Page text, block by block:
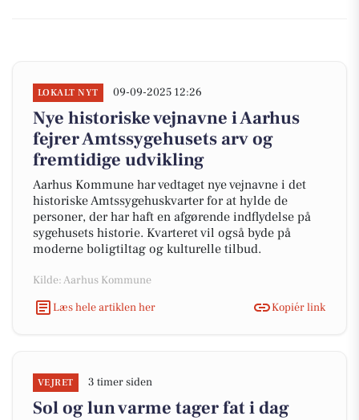
LOKALT NYT 09-09-2025 12:26
Nye historiske vejnavne i Aarhus
fejrer Amtssygehusets arv og
fremtidige udvikling
Aarhus Kommune har vedtaget nye vejnavne i det
historiske Amtssygehuskvarter for at hylde de
personer, der har haft en afgørende indflydelse på
sygehusets historie. Kvarteret vil også byde på
moderne boligtiltag og kulturelle tilbud.
Kilde: Aarhus Kommune
Læs hele artiklen her
Kopiér link
VEJRET 3 timer siden
Sol og lun varme tager fat i dag